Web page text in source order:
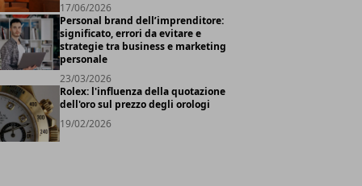
17/06/2026
Personal brand dell’imprenditore:
significato, errori da evitare e
strategie tra business e marketing
personale
23/03/2026
Rolex: l'influenza della quotazione
dell'oro sul prezzo degli orologi
19/02/2026